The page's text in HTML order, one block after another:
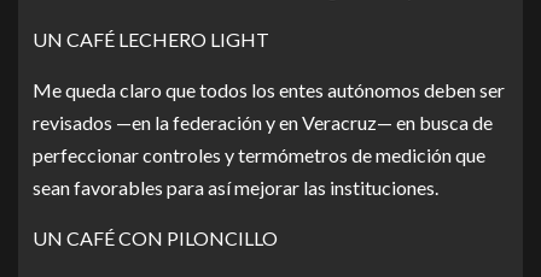
UN CAFÉ LECHERO LIGHT
Me queda claro que todos los entes autónomos deben ser
revisados —en la federación y en Veracruz— en busca de
perfeccionar controles y termómetros de medición que
sean favorables para así mejorar las instituciones.
UN CAFÉ CON PILONCILLO